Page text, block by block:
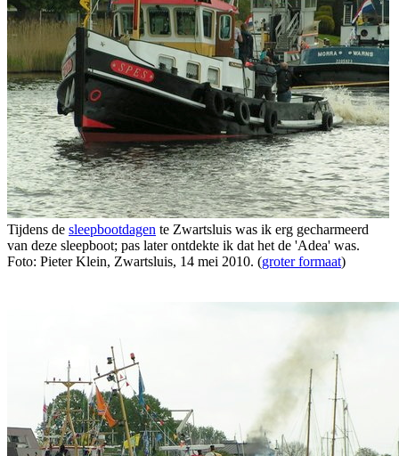
Tijdens de sleepbootdagen te Zwartsluis was ik erg gecharmeerd
van deze sleepboot; pas later ontdekte ik dat het de 'Adea' was.
Foto: Pieter Klein, Zwartsluis, 14 mei 2010. (groter formaat)